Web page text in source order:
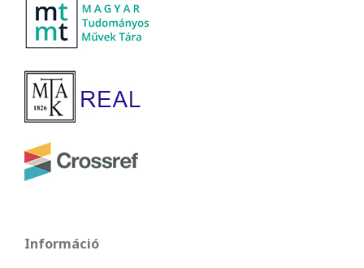
Információ